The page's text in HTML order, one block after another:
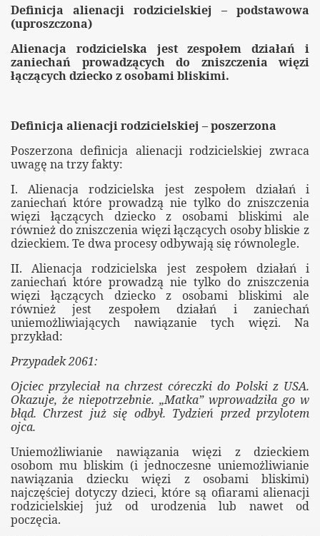
Definicja alienacji rodzicielskiej – podstawowa
(uproszczona)
Alienacja rodzicielska jest zespołem działań i
zaniechań prowadzących do zniszczenia więzi
łączących dziecko z osobami bliskimi.
Definicja alienacji rodzicielskiej – poszerzona
Poszerzona definicja alienacji rodzicielskiej zwraca
uwagę na trzy fakty:
I. Alienacja rodzicielska jest zespołem działań i
zaniechań które prowadzą nie tylko do zniszczenia
więzi łączących dziecko z osobami bliskimi ale
również do zniszczenia więzi łączących osoby bliskie z
dzieckiem. Te dwa procesy odbywają się równolegle.
II. Alienacja rodzicielska jest zespołem działań i
zaniechań które prowadzą nie tylko do zniszczenia
więzi łączących dziecko z osobami bliskimi ale
również jest zespołem działań i zaniechań
uniemożliwiających nawiązanie tych więzi. Na
przykład:
Przypadek 2061:
Ojciec przyleciał na chrzest córeczki do Polski z USA.
Okazuje, że niepotrzebnie. „Matka” wprowadziła go w
błąd. Chrzest już się odbył. Tydzień przed przylotem
ojca.
Uniemożliwianie nawiązania więzi z dzieckiem
osobom mu bliskim (i jednoczesne uniemożliwianie
nawiązania dziecku więzi z osobami bliskimi)
najczęściej dotyczy dzieci, które są ofiarami alienacji
rodzicielskiej już od urodzenia lub nawet od
poczęcia.
Fundacji OPD K
SO w Krakowie
alienacyjnych
i państwową
zespół specjalistów przy Fundacji OPD "K" OPP